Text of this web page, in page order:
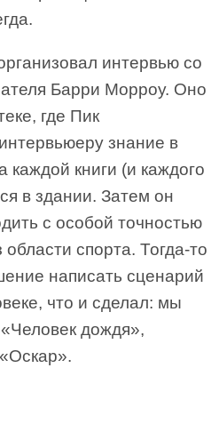
интервью со
Барри Морроу. Оно
где Пик
знание в
книги (и каждого
в здании. Затем он
с особой точностью
спорта. Тогда-то
написать сценарий
что и сделал: мы
дождя»,